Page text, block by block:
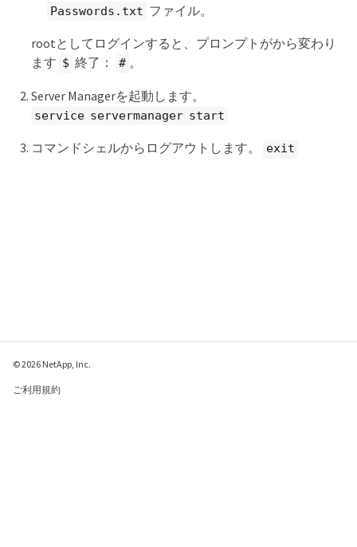
Passwords.txt ファイル。
rootとしてログインすると、プロンプトがから変わり
ます $ 終了： # 。
Server Managerを起動します。
service servermanager start
コマンドシェルからログアウトします。 exit
© 2026 NetApp, Inc.
ご利用規約